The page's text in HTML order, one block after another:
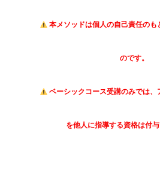
本メソッドは個人の自己責任のも
のです。
ベーシックコース受講のみでは、
を他人に指導する資格は付与